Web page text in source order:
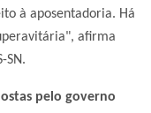
à aposentadoria. Há
afirma
SN.
pelo governo